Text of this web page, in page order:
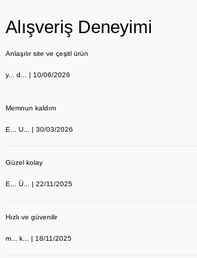
Alışveriş Deneyimi
Anlaşılır site ve çeşitl ürün
y... d... | 10/06/2026
Memnun kaldım
E... U... | 30/03/2026
Güzel kolay
E... Ü... | 22/11/2025
Hızlı ve güvenilir
m... k... | 18/11/2025